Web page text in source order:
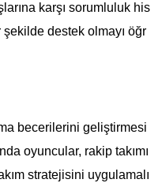
karşı sorumluluk his
destek olmayı öğr
becerilerini geliştirmesi
oyuncular, rakip takımı
stratejisini uygulamalı